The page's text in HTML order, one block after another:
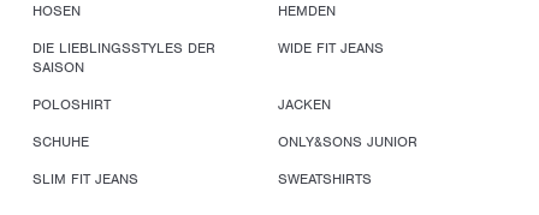
HOSEN
HEMDEN
DIE LIEBLINGSSTYLES DER
SAISON
WIDE FIT JEANS
POLOSHIRT
JACKEN
SCHUHE
ONLY&SONS JUNIOR
SLIM FIT JEANS
SWEATSHIRTS